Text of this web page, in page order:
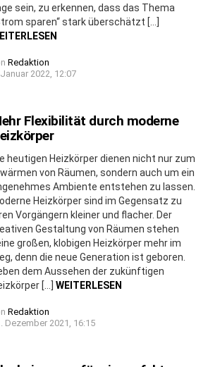
sein, zu erkennen, dass das Thema
sparen“ stark überschätzt […]
Redaktion
2022, 12:07
Flexibilität durch moderne
heutigen Heizkörper dienen nicht nur zum
von Räumen, sondern auch um ein
Ambiente entstehen zu lassen.
Heizkörper sind im Gegensatz zu
Vorgängern kleiner und flacher. Der
Gestaltung von Räumen stehen
großen, klobigen Heizkörper mehr im
denn die neue Generation ist geboren.
dem Aussehen der zukünftigen
[…] WEITERLESEN
Redaktion
Dezember 2021, 16:15